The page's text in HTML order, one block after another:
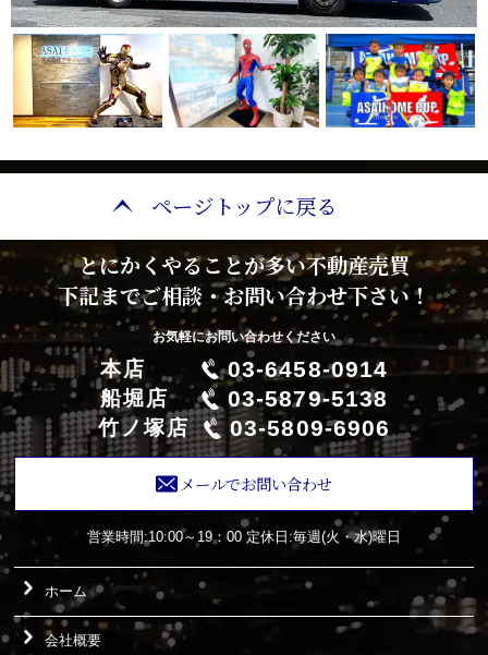
ページトップに戻る
とにかくやることが多い不動産売買
下記までご相談・お問い合わせ下さい！
お気軽にお問い合わせください
本店 03-6458-0914
船堀店 03-5879-5138
竹ノ塚店 03-5809-6906
メールでお問い合わせ
営業時間:10:00～19：00 定休日:毎週(火・水)曜日
ホーム
会社概要